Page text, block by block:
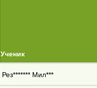
Ученик
Рез******* Мил***